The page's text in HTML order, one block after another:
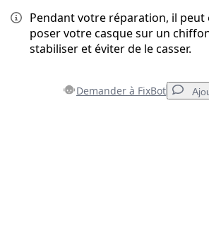
Pendant votre réparation, il peut
poser votre casque sur un
stabiliser et éviter de le casser.
Demander à FixBot